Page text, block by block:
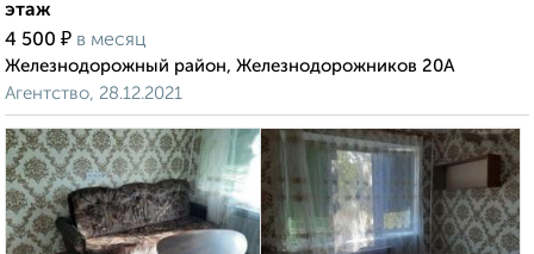
этаж
4 500 ₽ в месяц
Железнодорожный район, Железнодорожников 20А
Агентство, 28.12.2021